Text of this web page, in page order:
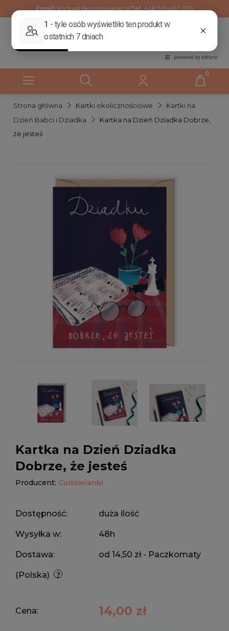
Email:kontakt@cudowianki.plTel.+48 519 462 010
Strona główna Kartki okolicznościowe
Kartki na
Dzień Babci i Dziadka
Kartka na Dzień Dziadka Dobrze,
że jesteś
Kartka na Dzień Dziadka
Dobrze, że jesteś
Producent: Cudowianki
Dostępność: duża ilość
Wysyłka w: 48h
Dostawa: od 14,50 zł - Paczkomaty
(Polska)
Cena: 14,00 zł